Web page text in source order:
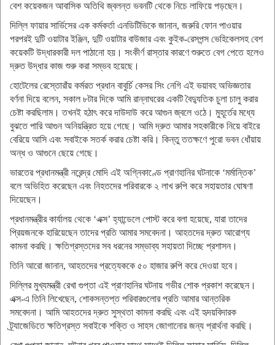
বেশ কয়েকজন আবাসিক অতিথি জ্বলন্ত ভবনটি থেকে নিচে লাফিয়ে পড়ছেন।
দিল্লি ফায়ার সার্ভিসের এক কর্মকর্তা এনডিটিভিকে জানান, জরুরি ফোন পাওয়ার
পরপরই দুটি ওয়াটার ইঞ্জিন, দুটি ওয়াটার বাউজার এবং কুইক-রেসপন্স ভেহিকেলসহ বেশ
কয়েকটি উদ্ধারকারী দল পাঠানো হয়। সংকীর্ণ রাস্তার কারণে শুরুতে বেগ পেতে হলেও
দ্রুত উদ্ধার কাজ শুরু করা সম্ভব হয়েছে।
হোটেলের রেস্তোরাঁয় কর্মরত প্রধান বাবুর্চি কেসর সিং নেগি এই ভয়াবহ অভিজ্ঞতার
বর্ণনা দিয়ে বলেন, সকাল ৮টার দিকে আমি রান্নাঘরের একটি বৈদ্যুতিক চুলা চালু করার
চেষ্টা করছিলাম। তখনই হঠাৎ করে দাউদাউ করে আগুন জ্বলে ওঠে। মুহূর্তের মধ্যে
বুঝতে পারি আগুন অনিয়ন্ত্রিত হয়ে গেছে। আমি দ্রুত আমার সহকারীকে নিয়ে বাইরে
বেরিয়ে আসি এবং সবাইকে সতর্ক করার চেষ্টা করি। কিন্তু ততক্ষণে পুরো ভবন ধোঁয়ায়
অন্ধ ও আগুনে ছেয়ে গেছে।
ভারতের প্রধানমন্ত্রী নরেন্দ্র মোদি এই অগ্নিকাণ্ডে প্রাণহানির ঘটনাকে ‘মর্মান্তিক’
বলে অভিহিত করেছেন এবং নিহতদের পরিবারকে ২ লাখ রুপি করে সহায়তার ঘোষণা
দিয়েছেন।
প্রধানমন্ত্রীর কার্যালয় থেকে ‘এক্স’ হ্যান্ডেলে পোস্ট করে বলা হয়েছে, যারা তাদের
প্রিয়জনকে হারিয়েছেন তাদের প্রতি আমার সমবেদনা। আহতদের দ্রুত আরোগ্য
কামনা করছি। ক্ষতিগ্রস্তদের সব ধরনের সম্ভাব্য সহায়তা দিচ্ছে প্রশাসন।
তিনি আরো জানান, আহতদের প্রত্যেককে ৫০ হাজার রুপি করে দেওয়া হবে।
দিল্লির মুখ্যমন্ত্রী রেখা গুপ্তা এই প্রাণহানির ঘটনায় গভীর শোক প্রকাশ করেছেন।
এক্স-এ তিনি লিখেছেন, শোকসন্তপ্ত পরিবারগুলোর প্রতি আমার আন্তরিক
সমবেদনা। আমি আহতদের দ্রুত সুস্থতা কামনা করছি এবং এই হৃদয়বিদারক
ট্র্যাজেডিতে ক্ষতিগ্রস্ত সবাইকে শক্তি ও সাহস জোগানোর জন্য প্রার্থনা করছি।